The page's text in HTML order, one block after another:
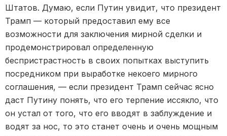
Штатов. Думаю, если Путин увидит, что президент
Трамп — который предоставил ему все
возможности для заключения мирной сделки и
продемонстрировал определенную
беспристрастность в своих попытках выступить
посредником при выработке некоего мирного
соглашения, — если президент Трамп сейчас ясно
даст Путину понять, что его терпение иссякло, что
он устал от того, что его вводят в заблуждение и
водят за нос, то это станет очень и очень мощным